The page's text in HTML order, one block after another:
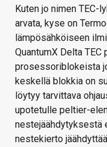
Kuten jo nimen TEC-
arvata, kyse on
lämpösähköiseen
QuantumX Delta
prosessoriblokeista
keskellä blokkia on
löytyy tarvittava
upotetulle peltier-
nestejäähdytyksestä
nestekierto